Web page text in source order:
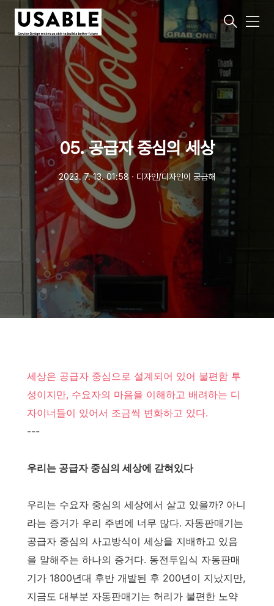
메
05. 공급자 중심의 세상
2023. 7. 13. 01:58 ㆍ 디자인/디자인이 궁금해
세상은 공급자 중심으로 설계되어 있어 불편함 투
성이지만, 수요자의 마음을 이해하고 배려하는 디
자이너들이 있어서 조금씩 변화하고 있다.
---
우리는 공급자 중심의 세상에 갇혀있다
우리는 수요자 중심의 세상에서 살고 있을까? 아니
라는 증거가 우리 주변에 너무 많다. 자동판매기는
공급자 중심의 사고방식이 세상을 지배하고 있음
을 말해주는 하나의 증거다. 동전투입식 자동판매
기가 1800년대 후반 개발된 후 200년이 지났지만,
지금도 대부분 자동판매기는 허리가 불편한 노약